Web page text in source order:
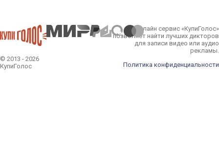
© 2013 - 2026
КупиГолос
Онлайн сервис «КупиГолос»
позволяет найти лучших дикторов
для записи видео или аудио
рекламы.
Политика конфиденциальности